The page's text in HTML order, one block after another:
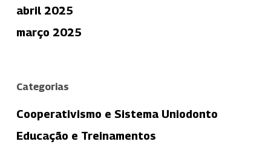
abril 2025
março 2025
Categorias
Cooperativismo e Sistema Uniodonto
Educação e Treinamentos